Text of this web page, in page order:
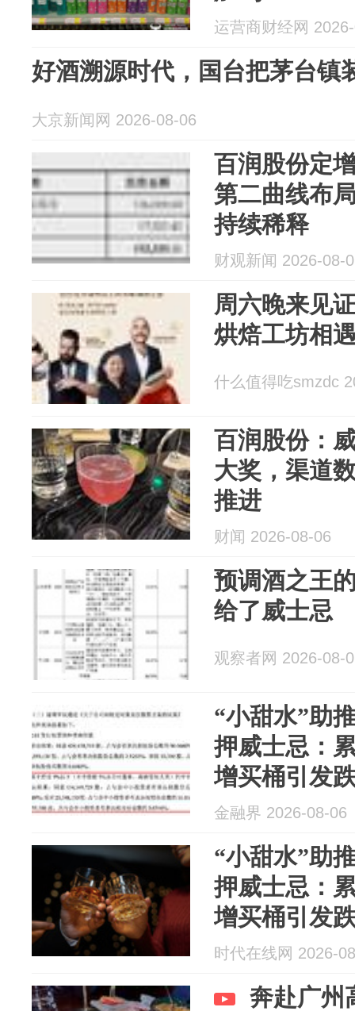
运营商财经网
好酒溯源时代，国台把茅台镇
大京新闻网 2026-08-06
百润股份定
第二曲线布
持续稀释
财观新闻 2026-08-
周六晚来见
烘焙工坊相
什么值得吃smzdc
百润股份：
大奖，渠道
推进
财闻 2026-08-06
预调酒之王
给了威士忌
观察者网 2026-08-
“小甜水”助
押威士忌：
增买桶引发
金融界 2026-08-06
“小甜水”助
押威士忌：
增买桶引发
时代在线网 2026-
奔赴广州